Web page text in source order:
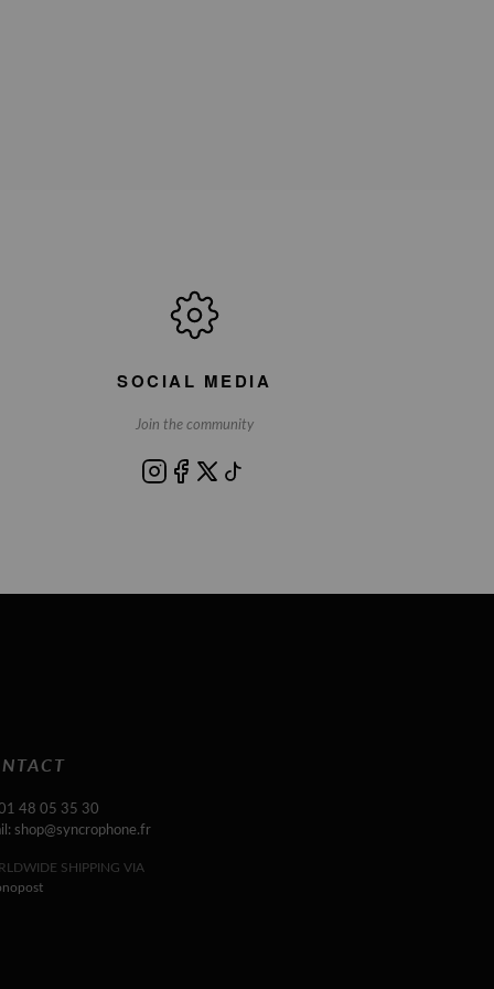
SOCIAL MEDIA
Join the community
48 05 35 30
shop@syncrophone.fr
SHIPPING VIA